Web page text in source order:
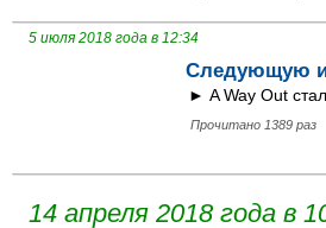
5 июля 2018 года в 12:34
Следующую
► A Way Out
Прочитано 1389 раз
14 апреля 2018 года в